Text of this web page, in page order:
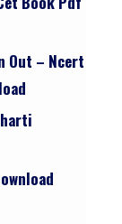
Out – Ncert